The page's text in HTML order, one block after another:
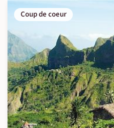
Coup de coeur